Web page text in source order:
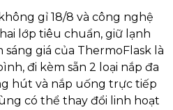
gỉ 18/8 và công nghệ
lớp tiêu chuẩn, giữ lạnh
sáng giá của ThermoFlask là
đi kèm sẵn 2 loại nắp đa
hút và nắp uống trực tiếp
có thể thay đổi linh hoạt